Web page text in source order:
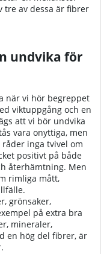
tre av dessa är fibrer
undvika för
när vi hör begreppet
viktuppgång och en
att vi bör undvika
vara onyttiga, men
inga tvivel om
positivt på både
återhämtning. Men
rimliga mått,
grönsaker,
på extra bra
mineraler,
en hög del fibrer, är